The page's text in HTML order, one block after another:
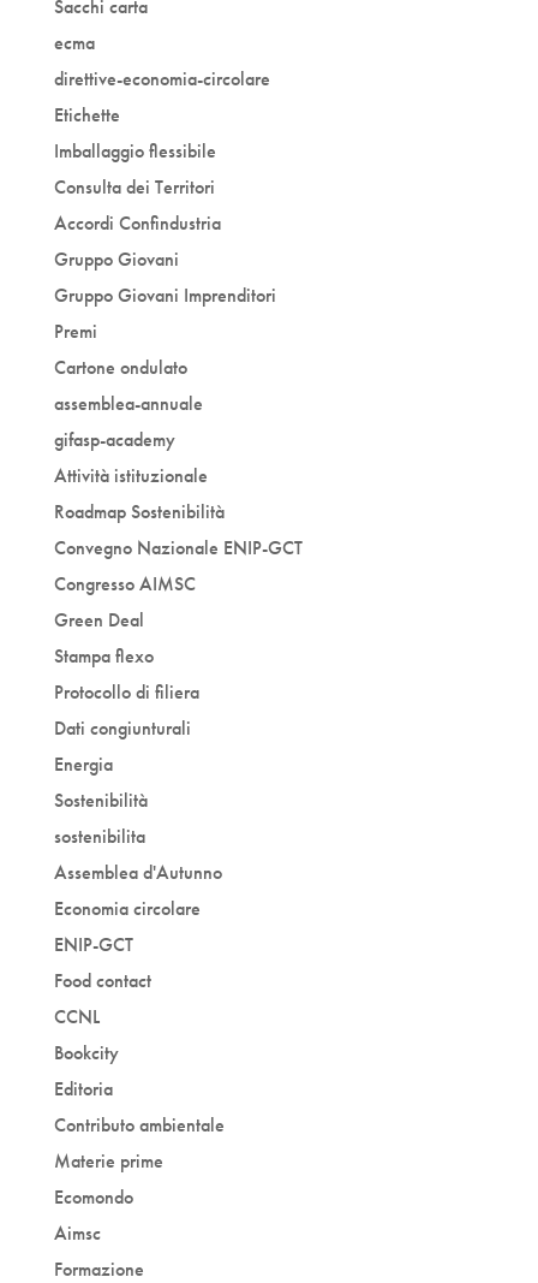
Sacchi carta
ecma
direttive-economia-circolare
Etichette
Imballaggio flessibile
Consulta dei Territori
Accordi Confindustria
Gruppo Giovani
Gruppo Giovani Imprenditori
Premi
Cartone ondulato
assemblea-annuale
gifasp-academy
Attività istituzionale
Roadmap Sostenibilità
Convegno Nazionale ENIP-GCT
Congresso AIMSC
Green Deal
Stampa flexo
Protocollo di filiera
Dati congiunturali
Energia
Sostenibilità
sostenibilita
Assemblea d'Autunno
Economia circolare
ENIP-GCT
Food contact
CCNL
Bookcity
Editoria
Contributo ambientale
Materie prime
Ecomondo
Aimsc
Formazione